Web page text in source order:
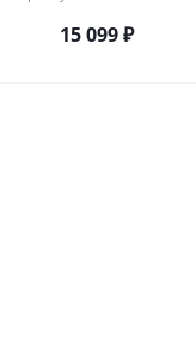
15 099₽